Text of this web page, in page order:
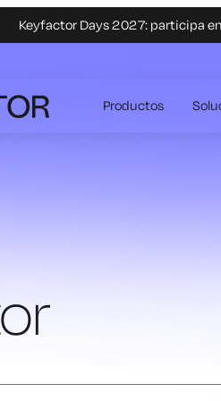
Keyfactor Days 2027: participa
Productos